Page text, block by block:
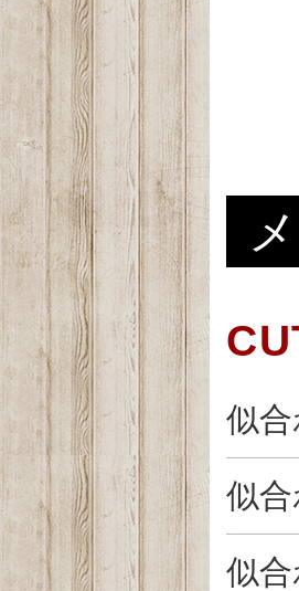
似
似
似